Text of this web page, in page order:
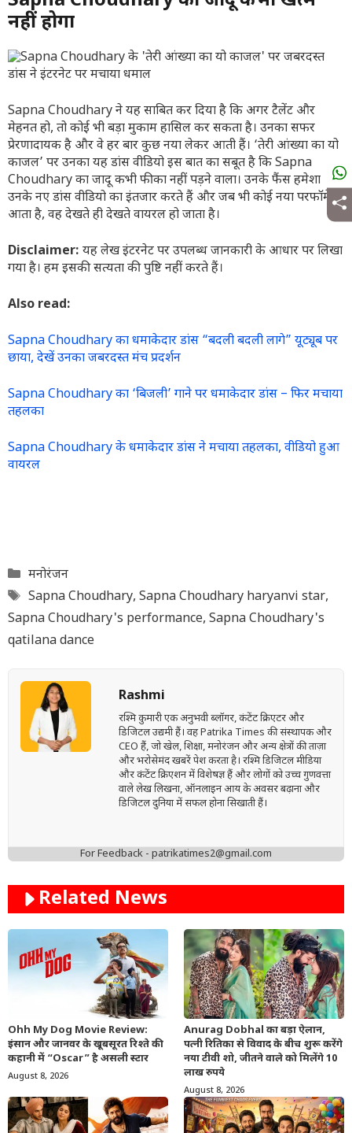
नहीं होगा
Sapna Choudhary ने यह साबित कर दिया है कि अगर टैलेंट और
मेहनत हो, तो कोई भी बड़ा मुकाम हासिल कर सकता है। उनका सफर
प्रेरणादायक है और वे हर बार कुछ नया लेकर आती हैं। ‘तेरी आंख्या का यो
काजल’ पर उनका यह डांस वीडियो इस बात का सबूत है कि Sapna
Choudhary का जादू कभी फीका नहीं पड़ने वाला। उनके फैंस हमेशा
उनके नए डांस वीडियो का इंतजार करते हैं और जब भी कोई नया परफॉर्मेंस
आता है, वह देखते ही देखते वायरल हो जाता है।
Disclaimer: यह लेख इंटरनेट पर उपलब्ध जानकारी के आधार पर लिखा
गया है। हम इसकी सत्यता की पुष्टि नहीं करते हैं।
Also read:
Sapna Choudhary का धमाकेदार डांस “बदली बदली लागे” यूट्यूब पर
छाया, देखें उनका जबरदस्त मंच प्रदर्शन
Sapna Choudhary का ‘बिजली’ गाने पर धमाकेदार डांस – फिर मचाया
तहलका
Sapna Choudhary के धमाकेदार डांस ने मचाया तहलका, वीडियो हुआ
वायरल
Categories
मनोरंजन
Tags
Sapna Choudhary, Sapna Choudhary haryanvi star,
Sapna Choudhary's performance, Sapna Choudhary's
qatilana dance
Rashmi
रश्मि कुमारी एक अनुभवी ब्लॉगर, कंटेंट क्रिएटर और
डिजिटल उद्यमी हैं। वह Patrika Times की संस्थापक और
CEO हैं, जो खेल, शिक्षा, मनोरंजन और अन्य क्षेत्रों की ताज़ा
और भरोसेमंद खबरें पेश करता है। रश्मि डिजिटल मीडिया
और कंटेंट क्रिएशन में विशेषज्ञ हैं और लोगों को उच्च गुणवत्ता
वाले लेख लिखना, ऑनलाइन आय के अवसर बढ़ाना और
डिजिटल दुनिया में सफल होना सिखाती हैं।
For Feedback - patrikatimes2@gmail.com
Related News
Ohh My Dog Movie Review:
इंसान और जानवर के खूबसूरत रिश्ते की
कहानी में “Oscar” है असली स्टार
August 8, 2026
Anurag Dobhal का बड़ा ऐलान,
पत्नी रितिका से विवाद के बीच शुरू करेंगे
नया टीवी शो, जीतने वाले को मिलेंगे 10
लाख रुपये
August 8, 2026